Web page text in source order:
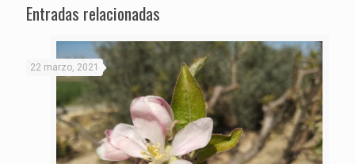
Entradas relacionadas
22 marzo, 2021